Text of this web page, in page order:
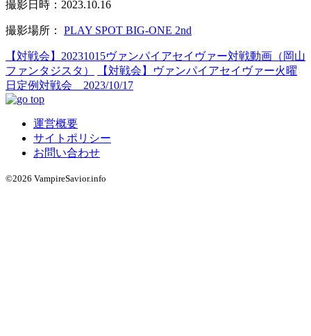
撮影日時：2023.10.16
撮影場所： PLAY SPOT BIG-ONE 2nd
【対戦会】20231015ヴァンパイアセイヴァー対戦動画（岡山
ファンタジスタ）
【対戦会】ヴァンパイアセイヴァー火曜
日定例対戦会 2023/10/17
運営概要
サイトポリシー
お問い合わせ
©2026 VampireSavior.info